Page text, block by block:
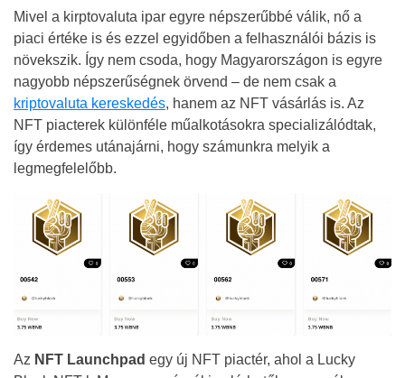
Mivel a kirptovaluta ipar egyre népszerűbbé válik, nő a
piaci értéke is és ezzel egyidőben a felhasználói bázis is
növekszik. Így nem csoda, hogy Magyarországon is egyre
nagyobb népszerűségnek örvend – de nem csak a
kriptovaluta kereskedés, hanem az NFT vásárlás is. Az
NFT piacterek különféle műalkotásokra specializálódtak,
így érdemes utánajárni, hogy számunkra melyik a
legmegfelelőbb.
Az NFT Launchpad egy új NFT piactér, ahol a Lucky